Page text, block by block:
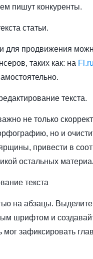
пишут конкуренты.
статьи.
для продвижения
таких как: на Fl.ru
текста.
не только
но и
привести в
остальных
текста
на абзацы.
шрифтом и
мог зафиксировать